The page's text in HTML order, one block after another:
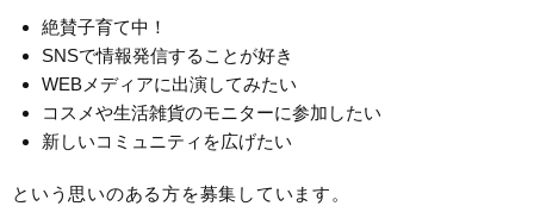
絶賛子育て中！
SNSで情報発信することが好き
WEBメディアに出演してみたい
コスメや生活雑貨のモニターに参加したい
新しいコミュニティを広げたい
という思いのある方を募集しています。